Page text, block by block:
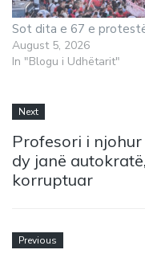
Sot dita e 67 e
August 5, 2026
In "Blogu i Udhëtarit"
Next
Profesori i
dy janë
korruptuar
Previous